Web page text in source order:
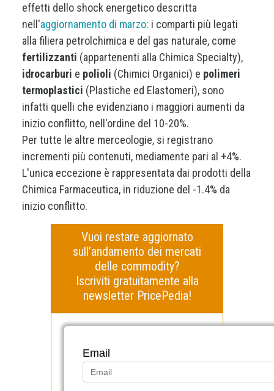
effetti dello shock energetico descritta
nell'aggiornamento di marzo: i comparti più legati
alla filiera petrolchimica e del gas naturale, come
fertilizzanti (appartenenti alla Chimica Specialty),
idrocarburi e polioli (Chimici Organici) e polimeri
termoplastici (Plastiche ed Elastomeri), sono
infatti quelli che evidenziano i maggiori aumenti da
inizio conflitto, nell'ordine del 10-20%.
Per tutte le altre merceologie, si registrano
incrementi più contenuti, mediamente pari al +4%.
L'unica eccezione è rappresentata dai prodotti della
Chimica Farmaceutica, in riduzione del -1.4% da
inizio conflitto.
Vuoi restare aggiornato
sull’andamento dei mercati
delle commodity?
Iscriviti gratuitamente alla
newsletter PricePedia!
Email